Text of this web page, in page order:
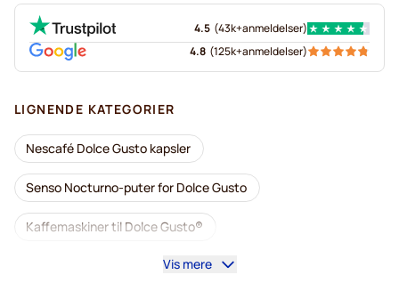
4.5 (43k+anmeldelser)
4.8 (125k+anmeldelser)
LIGNENDE KATEGORIER
Nescafé Dolce Gusto kapsler
Senso Nocturno-puter for Dolce Gusto
Kaffemaskiner til Dolce Gusto®
Tilbehør til Dolce Gusto®Vis mere